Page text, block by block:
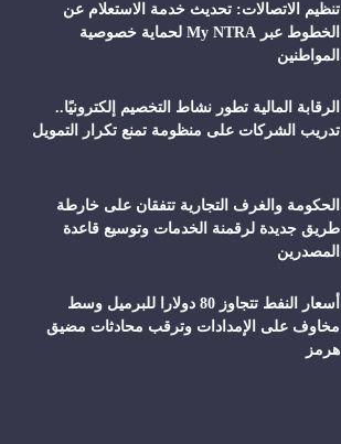
تنظيم الاتصالات: تحديث خدمة الاستعلام عن
الخطوط عبر My NTRA لحماية خصوصية
المواطنين
الرقابة المالية تطور نشاط التخصيم إلكترونيًا..
تدريب الشركات على منظومة تمنع تكرار التمويل
الحكومة والغرف التجارية تتفقان على خارطة
طريق جديدة لرقمنة الخدمات وتوسيع قاعدة
المصدرين
أسعار النفط تتجاوز 80 دولارا للبرميل وسط
مخاوف على الإمدادات وترقب محادثات مضيق
هرمز